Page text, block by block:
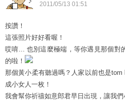
2011/05/13 01:51
按讚！
這張照片好好看喔！
哎唷... 也別這麼極端，等你遇見那個對
的啦！
那個黃小柔有聽過嗎？人家以前也是
成小女人一枚！
我會幫你祈禱如意郎君早日出現，讓我們